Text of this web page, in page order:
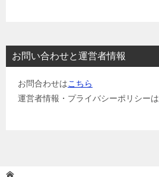
お問い合わせと運営者情報
お問合わせはこちら
運営者情報・プライバシーポリシーは